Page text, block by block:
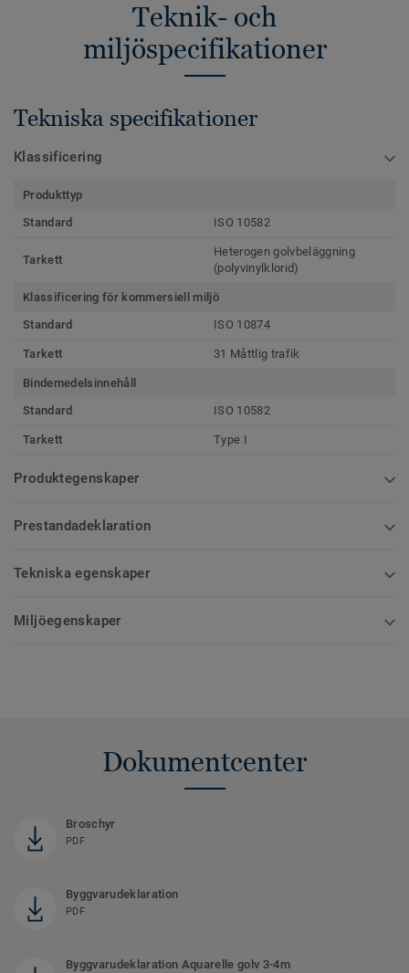
Teknik- och
miljöspecifikationer
Tekniska specifikationer
Klassificering
Produkttyp
Standard
ISO 10582
Tarkett
Heterogen golvbeläggning
(polyvinylklorid)
Klassificering för kommersiell miljö
Standard
ISO 10874
Tarkett 31 Måttlig trafik
Bindemedelsinnehåll
Standard
ISO 10582
Tarkett Type I
Produktegenskaper
Prestandadeklaration
Tekniska egenskaper
Miljöegenskaper
Dokumentcenter
Broschyr
PDF
Byggvarudeklaration
PDF
Byggvarudeklaration Aquarelle golv 3-4m